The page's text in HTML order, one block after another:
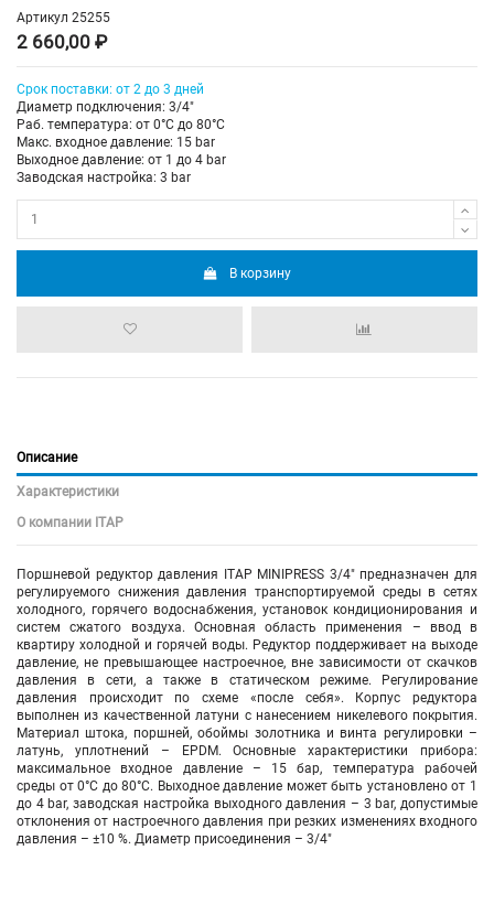
Артикул 25255
2 660,00 ₽
Срок поставки: от 2 до 3 дней
Диаметр подключения: 3/4"
Раб. температура: от 0°C до 80°C
Макс. входное давление: 15 bar
Выходное давление: от 1 до 4 bar
Заводская настройка: 3 bar
В корзину
Описание
Характеристики
О компании ITAP
Поршневой редуктор давления ITAP MINIPRESS 3/4" предназначен для
регулируемого снижения давления транспортируемой среды в сетях
холодного, горячего водоснабжения, установок кондиционирования и
систем сжатого воздуха. Основная область применения – ввод в
квартиру холодной и горячей воды. Редуктор поддерживает на выходе
давление, не превышающее настроечное, вне зависимости от скачков
давления в сети, а также в статическом режиме. Регулирование
давления происходит по схеме «после себя». Корпус редуктора
выполнен из качественной латуни с нанесением никелевого покрытия.
Материал штока, поршней, обоймы золотника и винта регулировки –
латунь, уплотнений – EPDM. Основные характеристики прибора:
максимальное входное давление – 15 бар, температура рабочей
среды от 0°C до 80°C. Выходное давление может быть установлено от 1
до 4 bar, заводская настройка выходного давления – 3 bar, допустимые
отклонения от настроечного давления при резких изменениях входного
давления – ±10 %. Диаметр присоединения – 3/4"